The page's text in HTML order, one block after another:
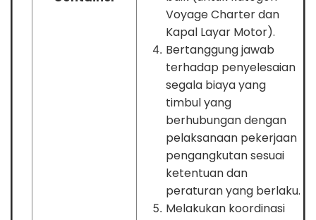
Voyage Charter dan
Kapal Layar Motor).
Bertanggung jawab
terhadap penyelesaian
segala biaya yang
timbul yang
berhubungan dengan
pelaksanaan pekerjaan
pengangkutan sesuai
ketentuan dan
peraturan yang berlaku.
Melakukan koordinasi